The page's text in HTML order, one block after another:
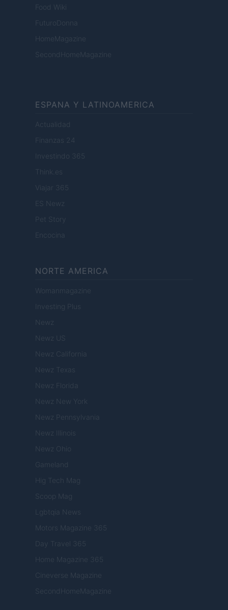
Food Wiki
FuturoDonna
HomeMagazine
SecondHomeMagazine
ESPANA Y LATINOAMERICA
Actualidad
Finanzas 24
Investindo 365
Think.es
Viajar 365
ES Newz
Pet Story
Encocina
NORTE AMERICA
Womanmagazine
Investing Plus
Newz
Newz US
Newz California
Newz Texas
Newz Florida
Newz New York
Newz Pennsylvania
Newz Illinois
Newz Ohio
Gameland
Hig Tech Mag
Scoop Mag
Lgbtqia News
Motors Magazine 365
Day Travel 365
Home Magazine 365
Cineverse Magazine
SecondHomeMagazine